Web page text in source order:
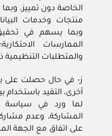
الخاصة دون تمييز،
منتجات وخدمات
وبما يسهم في
الممارسات
والمتطلبات التنظيمية
ز- في حال حصلت على
أخرى، التقيد باستخدام
لما ورد في سياسة
المشاركة، وعدم
على اتفاق مع الجهة